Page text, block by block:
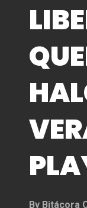
By Bitácora